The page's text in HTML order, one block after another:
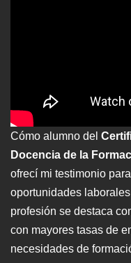
Cómo alumno del
Docencia de la
ofrecí mi testimonio
oportunidades
profesión se destaca
con mayores tasas de
necesidades de